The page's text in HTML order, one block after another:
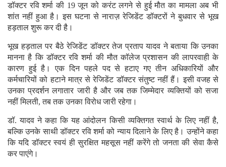
डॉक्टर रवि शर्मा की 19 जून को करंट लगने से हुई मौत का मामला अब भी
शांत नहीं हुआ है। इस घटना से नाराज़ रेजिडेंट डॉक्टरों ने बुधवार से भूख
हड़ताल शुरू कर दी है।
भूख हड़ताल पर बैठे रेजिडेंट डॉक्टर तेज प्रताप यादव ने बताया कि उनका
मानना है कि डॉक्टर रवि शर्मा की मौत कॉलेज प्रशासन की लापरवाही के
कारण हुई है। एक दिन पहले पद से हटाए गए तीन अधिकारियों और
कर्मचारियों को हटाने मात्र से रेजिडेंट डॉक्टर संतुष्ट नहीं हैं। इसी वजह से
उनका प्रदर्शन लगातार जारी है और जब तक जिम्मेदार व्यक्तियों को सजा
नहीं मिलती, तब तक उनका विरोध जारी रहेगा।
डॉ. यादव ने कहा कि यह आंदोलन किसी व्यक्तिगत स्वार्थ के लिए नहीं है,
बल्कि उनके साथी डॉक्टर रवि शर्मा को न्याय दिलाने के लिए है। उन्होंने कहा
कि यदि डॉक्टर स्वयं ही सुरक्षित महसूस नहीं करेंगे तो जनता की सेवा कैसे
कर पाएंगे।